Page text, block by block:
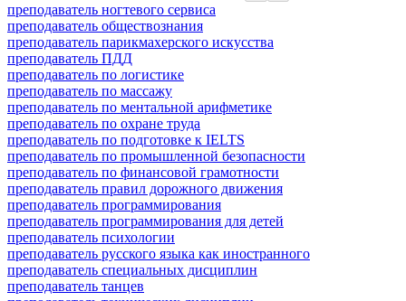
преподаватель ногтевого сервиса
преподаватель обществознания
преподаватель парикмахерского искусства
преподаватель ПДД
преподаватель по логистике
преподаватель по массажу
преподаватель по ментальной арифметике
преподаватель по охране труда
преподаватель по подготовке к IELTS
преподаватель по промышленной безопасности
преподаватель по финансовой грамотности
преподаватель правил дорожного движения
преподаватель программирования
преподаватель программирования для детей
преподаватель психологии
преподаватель русского языка как иностранного
преподаватель специальных дисциплин
преподаватель танцев